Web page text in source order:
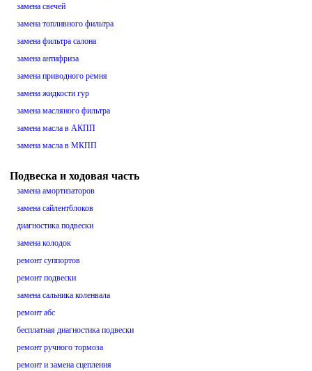
замена свечей
замена топливного фильтра
замена фильтра салона
замена антифриза
замена приводного ремня
замена жидкости гур
замена масляного фильтра
замена масла в АКПП
замена масла в МКПП
Подвеска и ходовая часть
замена амортизаторов
замена сайлентблоков
диагностика подвески
замена колодок
ремонт суппортов
ремонт подвески
замена сальника коленвала
ремонт абс
бесплатная диагностика подвески
ремонт ручного тормоза
ремонт и замена сцепления